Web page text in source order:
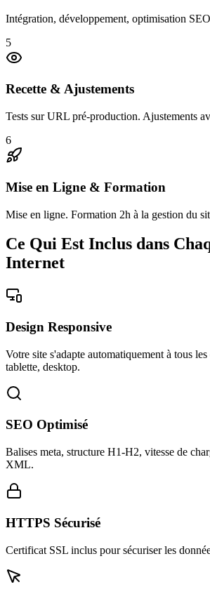
Intégration, développement, optimisation
5
Recette & Ajustements
Tests sur URL pré-production. Ajustements
6
Mise en Ligne & Formation
Mise en ligne. Formation 2h à la gestion du
Ce Qui Est Inclus dans
Internet
Design Responsive
Votre site s'adapte automatiquement à tous
tablette, desktop.
SEO Optimisé
Balises meta, structure H1-H2, vitesse de
XML.
HTTPS Sécurisé
Certificat SSL inclus pour sécuriser les